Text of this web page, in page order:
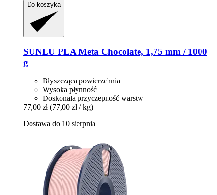
Do koszyka
SUNLU PLA Meta Chocolate, 1,75 mm / 1000
g
Błyszcząca powierzchnia
Wysoka płynność
Doskonała przyczepność warstw
77,00 zł (77,00 zł / kg)
Dostawa do 10 sierpnia